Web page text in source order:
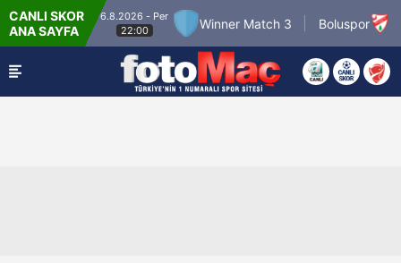
CANLI SKOR
ANA SAYFA
Match 2
6.8.2026 - Per
22:00
Winner Match 3 Boluspor